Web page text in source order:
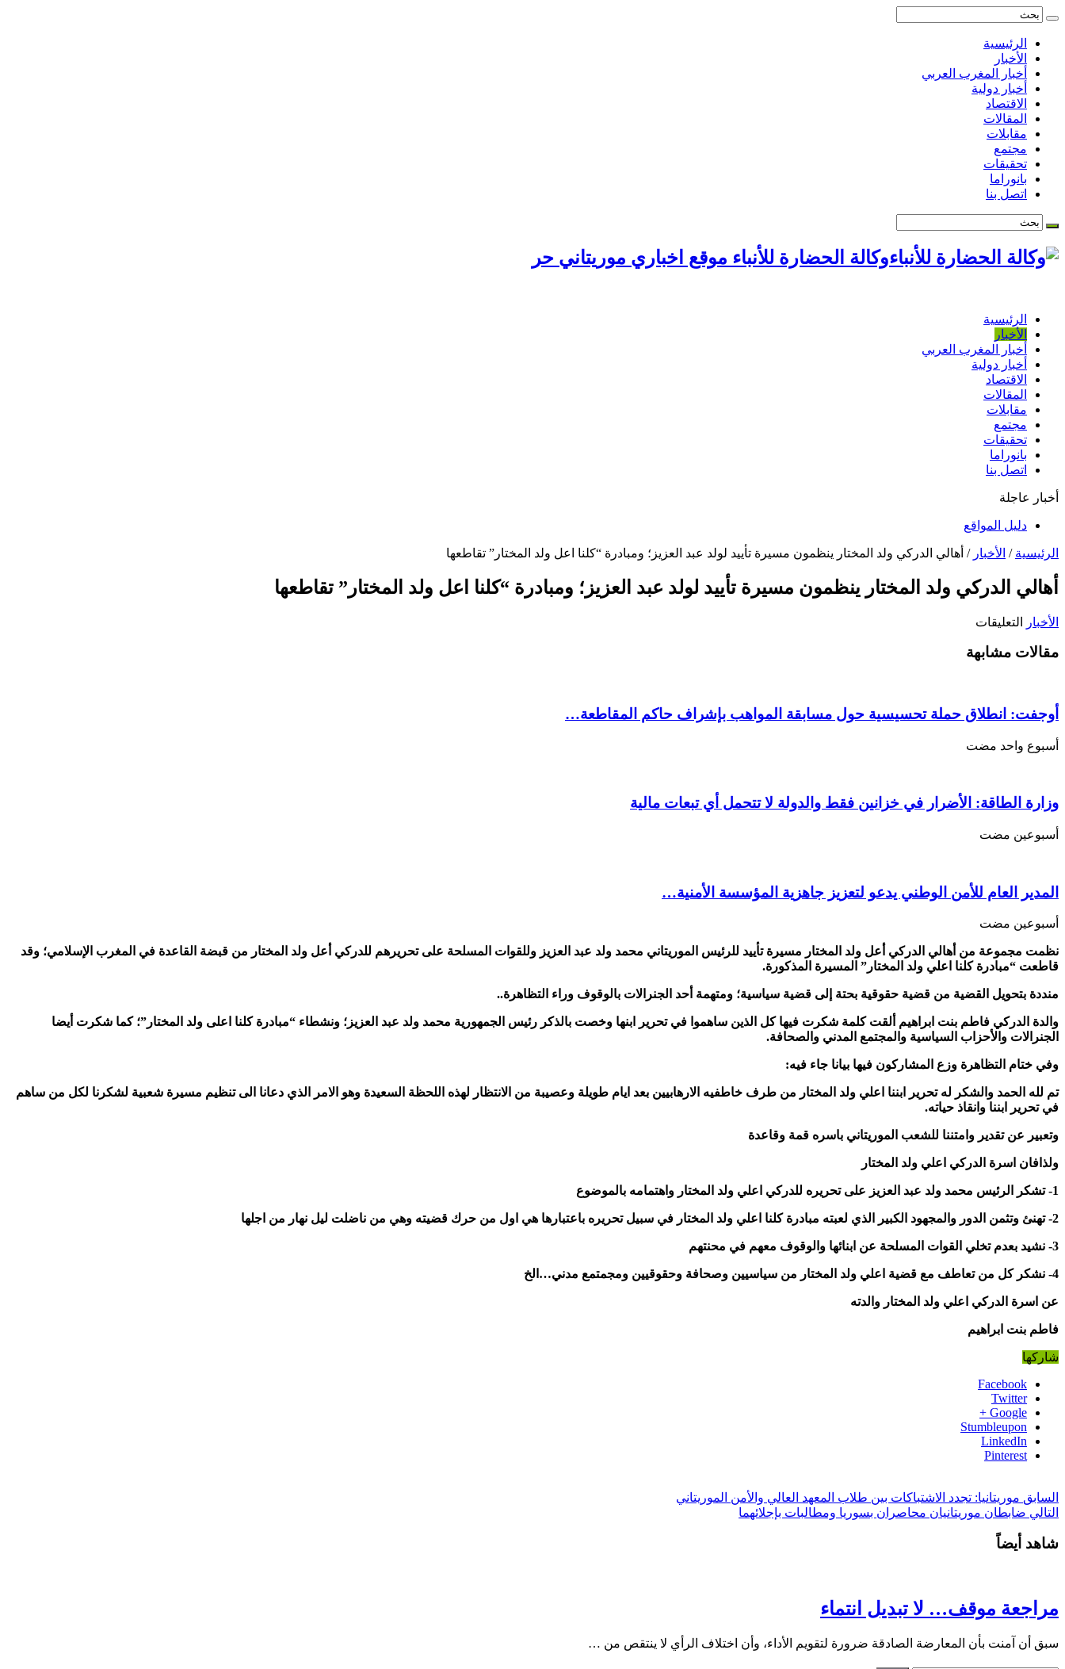
الرئيسية
الأخبار
أخبار المغرب العربي
أخبار دولية
الاقتصاد
المقالات
مقابلات
مجتمع
تحقيقات
بانوراما
اتصل بنا
وكالة الحضارة للأنباء موقع اخباري موريتاني حر
الرئيسية
الأخبار
أخبار المغرب العربي
أخبار دولية
الاقتصاد
المقالات
مقابلات
مجتمع
تحقيقات
بانوراما
اتصل بنا
أخبار عاجلة
دليل المواقع
الرئيسية / الأخبار / أهالي الدركي ولد المختار ينظمون مسيرة تأييد لولد عبد العزيز؛ ومبادرة “كلنا اعل ولد المختار” تقاطعها
أهالي الدركي ولد المختار ينظمون مسيرة تأييد لولد عبد العزيز؛ ومبادرة “كلنا اعل ولد المختار” تقاطعها
الأخبار التعليقات
الدركي
مسيرة
تأييد
لولد
“كلنا
مقالات مشابهة
أوجفت: انطلاق حملة تحسيسية حول مسابقة المواهب بإشراف حاكم المقاطعة…
‏أسبوع واحد مضت
وزارة الطاقة: الأضرار في خزانين فقط والدولة لا تتحمل أي تبعات مالية
‏أسبوعين مضت
المدير العام للأمن الوطني يدعو لتعزيز جاهزية المؤسسة الأمنية…
‏أسبوعين مضت
نظمت مجموعة من أهالي الدركي أعل ولد المختار مسيرة تأييد للرئيس الموريتاني محمد ولد عبد العزيز وللقوات المسلحة على تحريرهم للدركي أعل ولد المختار من قبضة القاعدة في المغرب الإسلامي؛ وقد
قاطعت “مبادرة كلنا اعلي ولد المختار” المسيرة المذكورة.
منددة بتحويل القضية من قضية حقوقية بحتة إلى قضية سياسية؛ ومتهمة أحد الجنرالات بالوقوف وراء التظاهرة..
والدة الدركي فاطم بنت ابراهيم ألقت كلمة شكرت فيها كل الذين ساهموا في تحرير ابنها وخصت بالذكر رئيس الجمهورية محمد ولد عبد العزيز؛ ونشطاء “مبادرة كلنا اعلى ولد المختار”؛ كما شكرت أيضا
الجنرالات والأحزاب السياسية والمجتمع المدني والصحافة.
وفي ختام التظاهرة وزع المشاركون فيها بيانا جاء فيه:
تم لله الحمد والشكر له تحرير ابننا اعلي ولد المختار من طرف خاطفيه الارهابيين بعد ايام طويلة وعصيبة من الانتظار لهذه اللحظة السعيدة وهو الامر الذي دعانا الى تنظيم مسيرة شعبية لشكرنا لكل من ساهم
في تحرير ابننا وانقاذ حياته.
وتعبير عن تقدير وامتننا للشعب الموريتاني باسره قمة وقاعدة
ولذافان اسرة الدركي اعلي ولد المختار
1- تشكر الرئيس محمد ولد عبد العزيز على تحريره للدركي اعلي ولد المختار واهتمامه بالموضوع
2- تهنئ وتثمن الدور والمجهود الكبير الذي لعبته مبادرة كلنا اعلي ولد المختار في سبيل تحريره باعتبارها هي اول من حرك قضيته وهي من ناضلت ليل نهار من اجلها
3- نشيد بعدم تخلي القوات المسلحة عن ابنائها والوقوف معهم في محنتهم
4- نشكر كل من تعاطف مع قضية اعلي ولد المختار من سياسيين وصحافة وحقوقيين ومجمتمع مدني…الخ
عن اسرة الدركي اعلي ولد المختار والدته
فاطم بنت ابراهيم
شاركها
Facebook
Twitter
Google +
Stumbleupon
LinkedIn
Pinterest
السابق موريتانيا: تجدد الاشتباكات بين طلاب المعهد العالي والأمن الموريتاني
التالي ضابطان موريتانيان محاصران بسوريا ومطالبات بإجلائهما
شاهد أيضاً
مراجعة موقف… لا تبديل انتماء
سبق أن آمنت بأن المعارضة الصادقة ضرورة لتقويم الأداء، وأن اختلاف الرأي لا ينتقص من …